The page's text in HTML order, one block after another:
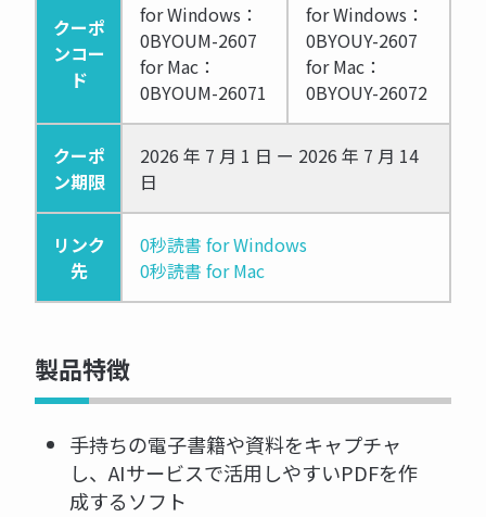
クーポ
ンコー
ド
for Windows：
0BYOUM-2607
for Mac：
0BYOUM-26071
for Windows：
0BYOUY-2607
for Mac：
0BYOUY-26072
クーポ
ン期限
2026 年 7 月 1 日 ー 2026 年 7 月 14
日
リンク
先
0秒読書 for Windows
0秒読書 for Mac
製品特徴
手持ちの電子書籍や資料をキャプチャ
し、AIサービスで活用しやすいPDFを作
成するソフト